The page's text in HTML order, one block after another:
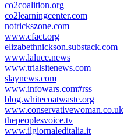
co2coalition.org
co2learningcenter.com
notrickszone.com
www.cfact.org
elizabethnickson.substack.com
www.laluce.news
www.trialsitenews.com
slaynews.com
www.infowars.com#rss
blog.whitecoatwaste.org
www.conservativewoman.co.uk
thepeoplesvoice.tv
www.ilgiornaleditalia.it